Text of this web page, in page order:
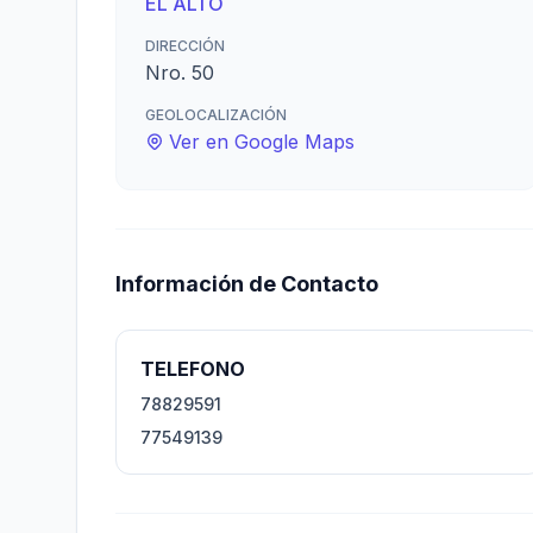
DIRECCIÓN
Nro. 50
GEOLOCALIZACIÓN
Ver en Google Maps
Información de Contacto
TELEFONO
78829591
77549139